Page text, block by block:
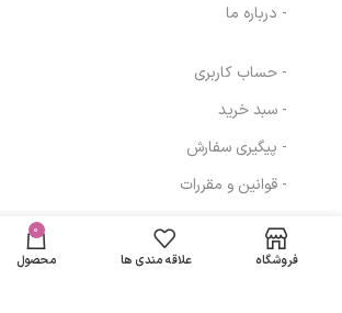
- درباره ما
- حساب کاربری
- سبد خرید
- پیگیری سفارش
- قوانین و مقررات
مسیرهای ارتباطی
کرم ضد آفتاب رنگی
Sunscreen SPF60
تومان
باشد فروشگاه علاقه مندی ها
0
محصول